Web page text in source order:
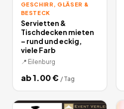
GESCHIRR, GLÄSER &
BESTECK
Servietten &
Tischdecken mieten
– rund und eckig,
viele Farb
📍 Eilenburg
ab1.00€ / Tag